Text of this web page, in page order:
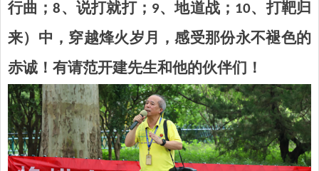
行曲；8、说打就打；9、地道战；10、打靶归
来）中，穿越烽火岁月，感受那份永不褪色的
赤诚！有请范开建先生和他的伙伴们！